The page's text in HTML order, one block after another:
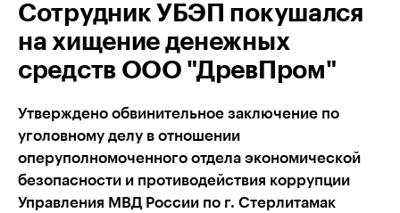
Сотрудник УБЭП покушался
на хищение денежных
средств ООО "ДревПром"
Утверждено обвинительное заключение по
уголовному делу в отношении
оперуполномоченного отдела экономической
безопасности и противодействия коррупции
Управления МВД России по г. Стерлитамак